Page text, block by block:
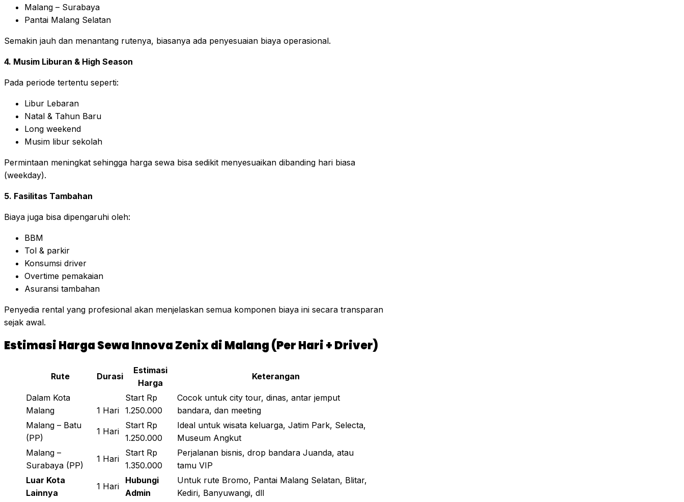
Malang – Surabaya
Pantai Malang Selatan
Semakin jauh dan menantang rutenya, biasanya ada penyesuaian biaya operasional.
4. Musim Liburan & High Season
Pada periode tertentu seperti:
Libur Lebaran
Natal & Tahun Baru
Long weekend
Musim libur sekolah
Permintaan meningkat sehingga harga sewa bisa sedikit menyesuaikan dibanding hari biasa
(weekday).
5. Fasilitas Tambahan
Biaya juga bisa dipengaruhi oleh:
BBM
Tol & parkir
Konsumsi driver
Overtime pemakaian
Asuransi tambahan
Penyedia rental yang profesional akan menjelaskan semua komponen biaya ini secara transparan
sejak awal.
Estimasi Harga Sewa Innova Zenix di Malang (Per Hari + Driver)
Rute Durasi
Estimasi
Harga
Keterangan
Dalam Kota
Malang
1 Hari
Start Rp
1.250.000
Cocok untuk city tour, dinas, antar jemput
bandara, dan meeting
Malang – Batu
(PP)
1 Hari
Start Rp
1.250.000
Ideal untuk wisata keluarga, Jatim Park, Selecta,
Museum Angkut
Malang –
Surabaya (PP)
1 Hari
Start Rp
1.350.000
Perjalanan bisnis, drop bandara Juanda, atau
tamu VIP
Luar Kota
Lainnya
1 Hari
Hubungi
Admin
Untuk rute Bromo, Pantai Malang Selatan, Blitar,
Kediri, Banyuwangi, dll